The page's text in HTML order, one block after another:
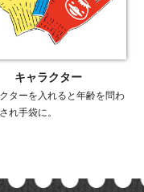
キャラクター
ターを入れると年齢を問わ
れ手袋に。